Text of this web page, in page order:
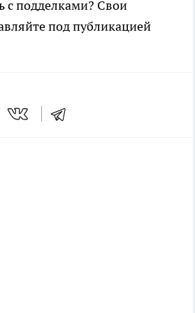
с подделками? Свои
под публикацией